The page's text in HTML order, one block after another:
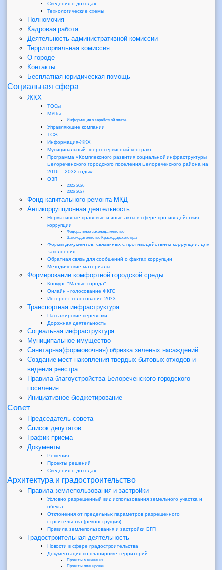
Сведения о доходах
Технологические схемы
Полномочия
Кадровая работа
Деятельность административной комиссии
Территориальная комиссия
О городе
Контакты
Бесплатная юридическая помощь
Социальная сфера
ЖКХ
ТОСы
МУПы
Информация о заработной плате
Управляющие компании
ТСЖ
Информация-ЖКХ
Муниципальный энергосервисный контракт
Программа «Комплексного развития социальной инфраструктуры
Белореченского городского поселения Белореченского района на
2016 – 2032 годы»
ОЗП
2025-2026
2026-2027
Фонд капитального ремонта МКД
Антикоррупционная деятельность
Нормативные правовые и иные акты в сфере противодействия
коррупции
Федеральное законодательство
Законодательство Краснодарского края
Формы документов, связанных с противодействием коррупции, для
заполнения
Обратная связь для сообщений о фактах коррупции
Методические материалы
Формирование комфортной городской среды
Конкурс "Малые города"
Онлайн - голосование ФКГС
Интернет-голосование 2023
Транспортная инфраструктура
Пассажирские перевозки
Дорожная деятельность
Социальная инфраструктура
Муниципальное имущество
Санитарная(формовочная) обрезка зеленых насаждений
Создание мест накопления твердых бытовых отходов и
ведения реестра
Правила благоустройства Белореченского городского
поселения
Инициативное бюджетирование
Совет
Председатель совета
Список депутатов
График приема
Документы
Решения
Проекты решений
Сведения о доходах
Архитектура и градостроительство
Правила землепользования и застройки
Условно разрешенный вид использования земельного участка и
обекта
Отклонения от предельных параметров разрешенного
строительства (реконструкция)
Правила землепользования и застройки БГП
Градостроительная деятельность
Новости в сфере градостроительства
Документация по планировке территорий
Проекты межевания
Проекты планировки